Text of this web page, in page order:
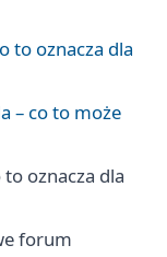
to oznacza dla
– co to może
oznacza dla
forum